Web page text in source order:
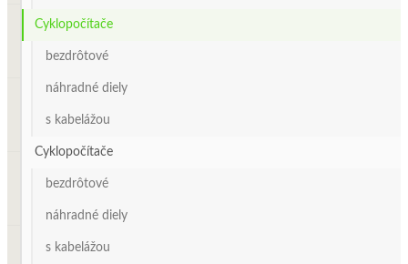
Cyklopočítače
bezdrôtové
náhradné diely
s kabelážou
Cyklopočítače
bezdrôtové
náhradné diely
s kabelážou